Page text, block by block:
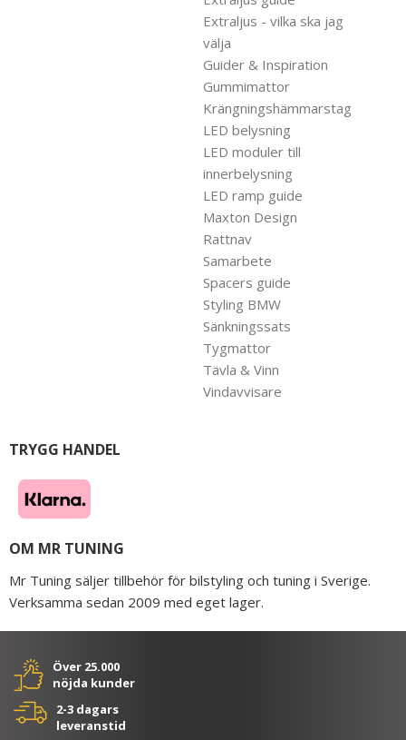
Extraljus - vilka ska jag
välja
Guider & Inspiration
Gummimattor
Krängningshämmarstag
LED belysning
LED moduler till
innerbelysning
LED ramp guide
Maxton Design
Rattnav
Samarbete
Spacers guide
Styling BMW
Sänkningssats
Tygmattor
Tävla & Vinn
Vindavvisare
TRYGG HANDEL
OM MR TUNING
Mr Tuning säljer tillbehör för bilstyling och tuning i Sverige.
Verksamma sedan 2009 med eget lager.
Över 25.000
nöjda kunder
2-3 dagars
leveranstid